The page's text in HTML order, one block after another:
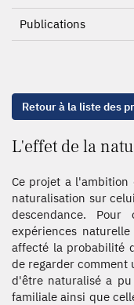
Publications
Retour à la liste des
L'effet de la
Ce projet a
naturalisation sur
descendance.
expériences
affecté la probabilité
de regarder comment
d'être naturalisé a
familiale ainsi que